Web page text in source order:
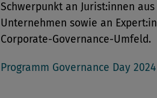
Schwerpunkt an Jurist:innen
Unternehmen sowie an
Corporate-Governance-Umfeld.
Programm Governance Day